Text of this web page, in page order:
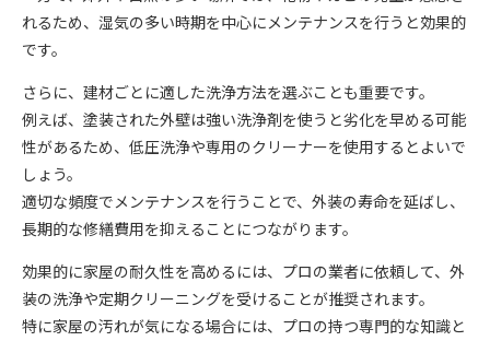
れるため、湿気の多い時期を中心にメンテナンスを行うと効果的
です。
さらに、建材ごとに適した洗浄方法を選ぶことも重要です。
例えば、塗装された外壁は強い洗浄剤を使うと劣化を早める可能
性があるため、低圧洗浄や専用のクリーナーを使用するとよいで
しょう。
適切な頻度でメンテナンスを行うことで、外装の寿命を延ばし、
長期的な修繕費用を抑えることにつながります。
効果的に家屋の耐久性を高めるには、プロの業者に依頼して、外
装の洗浄や定期クリーニングを受けることが推奨されます。
特に家屋の汚れが気になる場合には、プロの持つ専門的な知識と